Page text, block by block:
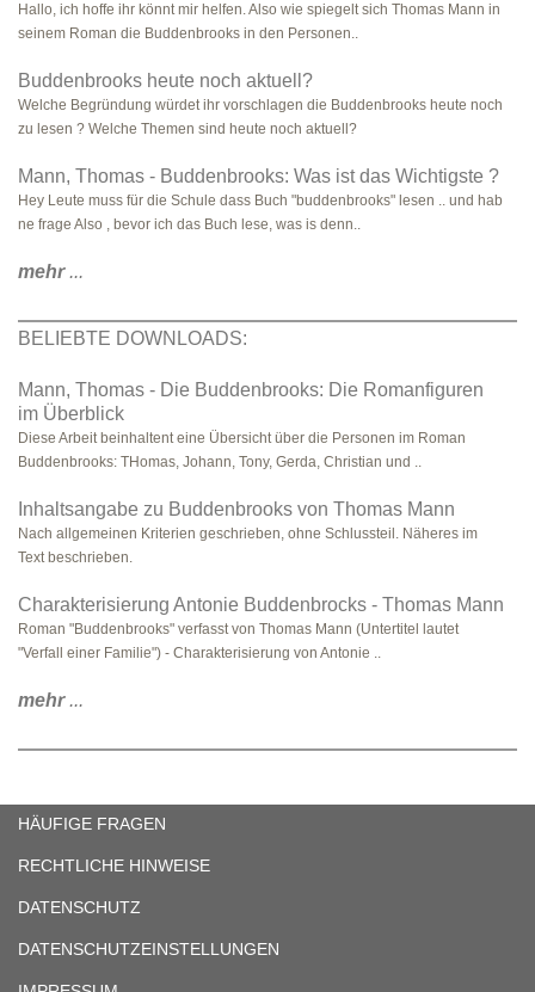
Hallo, ich hoffe ihr könnt mir helfen. Also wie spiegelt sich Thomas Mann in
seinem Roman die Buddenbrooks in den Personen..
Buddenbrooks heute noch aktuell?
Welche Begründung würdet ihr vorschlagen die Buddenbrooks heute noch
zu lesen ? Welche Themen sind heute noch aktuell?
Mann, Thomas - Buddenbrooks: Was ist das Wichtigste ?
Hey Leute muss für die Schule dass Buch "buddenbrooks" lesen .. und hab
ne frage Also , bevor ich das Buch lese, was is denn..
mehr...
BELIEBTE DOWNLOADS:
Mann, Thomas - Die Buddenbrooks: Die Romanfiguren
im Überblick
Diese Arbeit beinhaltent eine Übersicht über die Personen im Roman
Buddenbrooks: THomas, Johann, Tony, Gerda, Christian und ..
Inhaltsangabe zu Buddenbrooks von Thomas Mann
Nach allgemeinen Kriterien geschrieben, ohne Schlussteil. Näheres im
Text beschrieben.
Charakterisierung Antonie Buddenbrocks - Thomas Mann
Roman "Buddenbrooks" verfasst von Thomas Mann (Untertitel lautet
"Verfall einer Familie") - Charakterisierung von Antonie ..
mehr...
HÄUFIGE FRAGEN
RECHTLICHE HINWEISE
DATENSCHUTZ
DATENSCHUTZEINSTELLUNGEN